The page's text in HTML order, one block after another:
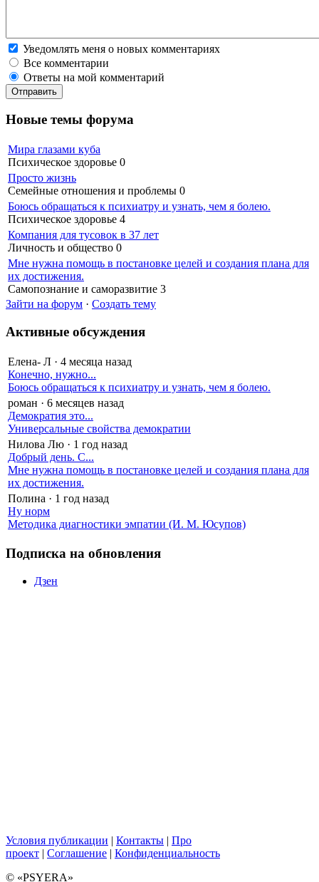
Уведомлять меня о новых комментариях
Все комментарии
Ответы на мой комментарий
Новые темы форума
Мира глазами куба
Психическое здоровье 0
Просто жизнь
Семейные отношения и проблемы 0
Боюсь обращаться к психиатру и узнать, чем я болею.
Психическое здоровье 4
Компания для тусовок в 37 лет
Личность и общество 0
Мне нужна помощь в постановке целей и создания плана для
их достижения.
Самопознание и саморазвитие 3
Зайти на форум · Создать тему
Активные обсуждения
Елена- Л · 4 месяца назад
Конечно, нужно...
Боюсь обращаться к психиатру и узнать, чем я болею.
роман · 6 месяцев назад
Демократия это...
Универсальные свойства демократии
Нилова Лю · 1 год назад
Добрый день. С...
Мне нужна помощь в постановке целей и создания плана для
их достижения.
Полина · 1 год назад
Ну норм
Методика диагностики эмпатии (И. М. Юсупов)
Подписка на обновления
Дзен
Условия публикации | Контакты | Про
проект | Соглашение | Конфиденциальность
© «PSYERA»